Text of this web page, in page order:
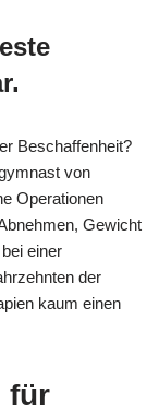
Beschaffenheit?
von
Operationen
Gewicht
einer
der
kaum einen
für